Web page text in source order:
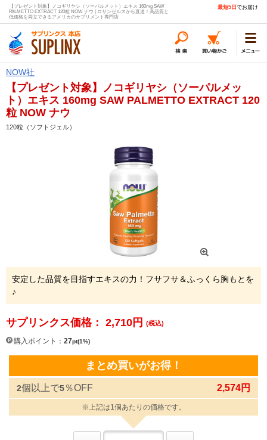
【プレゼント対象】ノコギリヤシ（ソーパルメット）エキス 160mg SAW
PALMETTO EXTRACT 120粒 NOW ナウ | ロサンゼルスから直送！高品質と
低価格を両立できるアメリカのサプリメント専門店
最短5日 でお届け
NOW社
【プレゼント対象】ノコギリヤシ（ソーパルメッ
ト）エキス 160mg SAW PALMETTO EXTRACT 120
粒 NOW ナウ
120粒（ソフトジェル）
安定した品質を目指すエキスの力！フサフサ＆ふっくら胸もとを
♪
サプリンクス価格： 2,710 円 (税込)
購入ポイント： 27pt(1%)
まとめ買いがお得！
2個以上で5％OFF 2,574円
※上記は1個あたりの価格です。